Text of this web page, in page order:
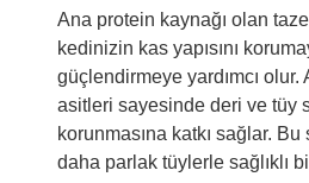
Ana protein kaynağı olan
kedinizin kas yapısını
güçlendirmeye yardımcı olur.
asitleri sayesinde deri ve tüy
korunmasına katkı sağlar.
daha parlak tüylerle sağlıklı